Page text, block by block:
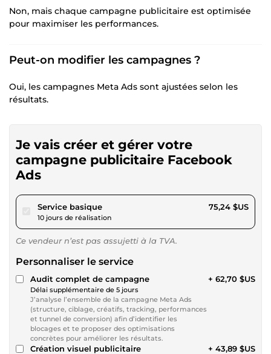
Non, mais chaque campagne publicitaire est optimisée
pour maximiser les performances.
Peut-on modifier les campagnes ?
Oui, les campagnes Meta Ads sont ajustées selon les
résultats.
Je vais créer et gérer votre
campagne publicitaire Facebook
Ads
Service basiquepour 69,35 $US
10 jours de réalisation
75,24 $US
Ce vendeur n’est pas assujetti à la TVA.
Personnaliser le service
Audit complet de campagne
Délai supplémentaire de 5 jours
J’analyse l’ensemble de la campagne Meta Ads
(structure, ciblage, créatifs, tracking, performances
et tunnel de conversion) afin d’identifier les
blocages et te proposer des optimisations
concrètes pour améliorer les résultats.
+ 62,70 $US
Création visuel publicitaire + 43,89 $US